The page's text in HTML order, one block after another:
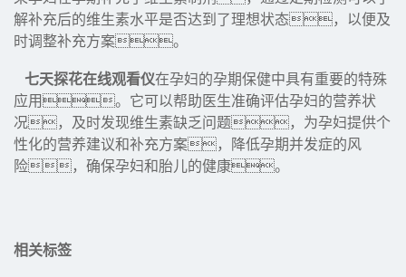
解补充后的维生素水平是否达到了理想状态，以便及
时调整补充方案。
七天探花在线观看仪在孕妇的孕期保健中具有重要的特殊
应用。它可以帮助医生准确评估孕妇的营养状
况，及时发现维生素缺乏问题，为孕妇提供个
性化的营养建议和补充方案，降低孕期并发症的风
险，确保孕妇和胎儿的健康。
相关标签